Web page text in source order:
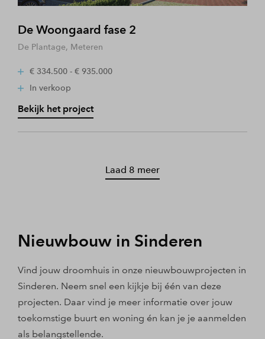
De Woongaard fase 2
De Plantage, Meteren
€ 334.500 - € 935.000
In verkoop
Bekijk het project
Laad 8 meer
Nieuwbouw in Sinderen
Vind jouw droomhuis in onze nieuwbouwprojecten in
Sinderen. Neem snel een kijkje bij één van deze
projecten. Daar vind je meer informatie over jouw
toekomstige buurt en woning én kan je je aanmelden
als belangstellende.